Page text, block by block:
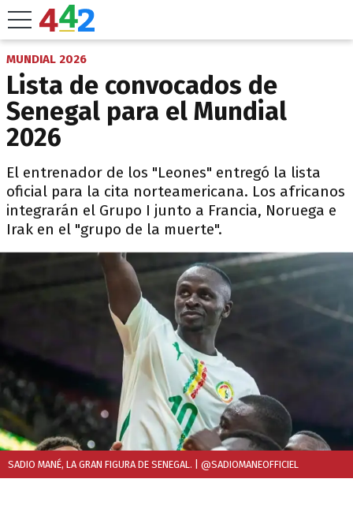
MUNDIAL 2026
Lista de convocados de
Senegal para el Mundial
2026
El entrenador de los "Leones" entregó la lista
oficial para la cita norteamericana. Los africanos
integrarán el Grupo I junto a Francia, Noruega e
Irak en el "grupo de la muerte".
SADIO MANÉ, LA GRAN FIGURA DE SENEGAL. | @SADIOMANEOFFICIEL